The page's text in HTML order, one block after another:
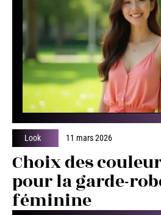
Look 11 mars 2026
Choix des
pour la garde-
féminine